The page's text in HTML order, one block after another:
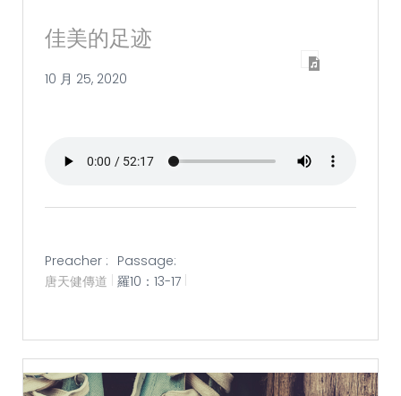
佳美的足迹
10 月 25, 2020
Preacher :
唐天健傳道
Passage:
羅10：13-17